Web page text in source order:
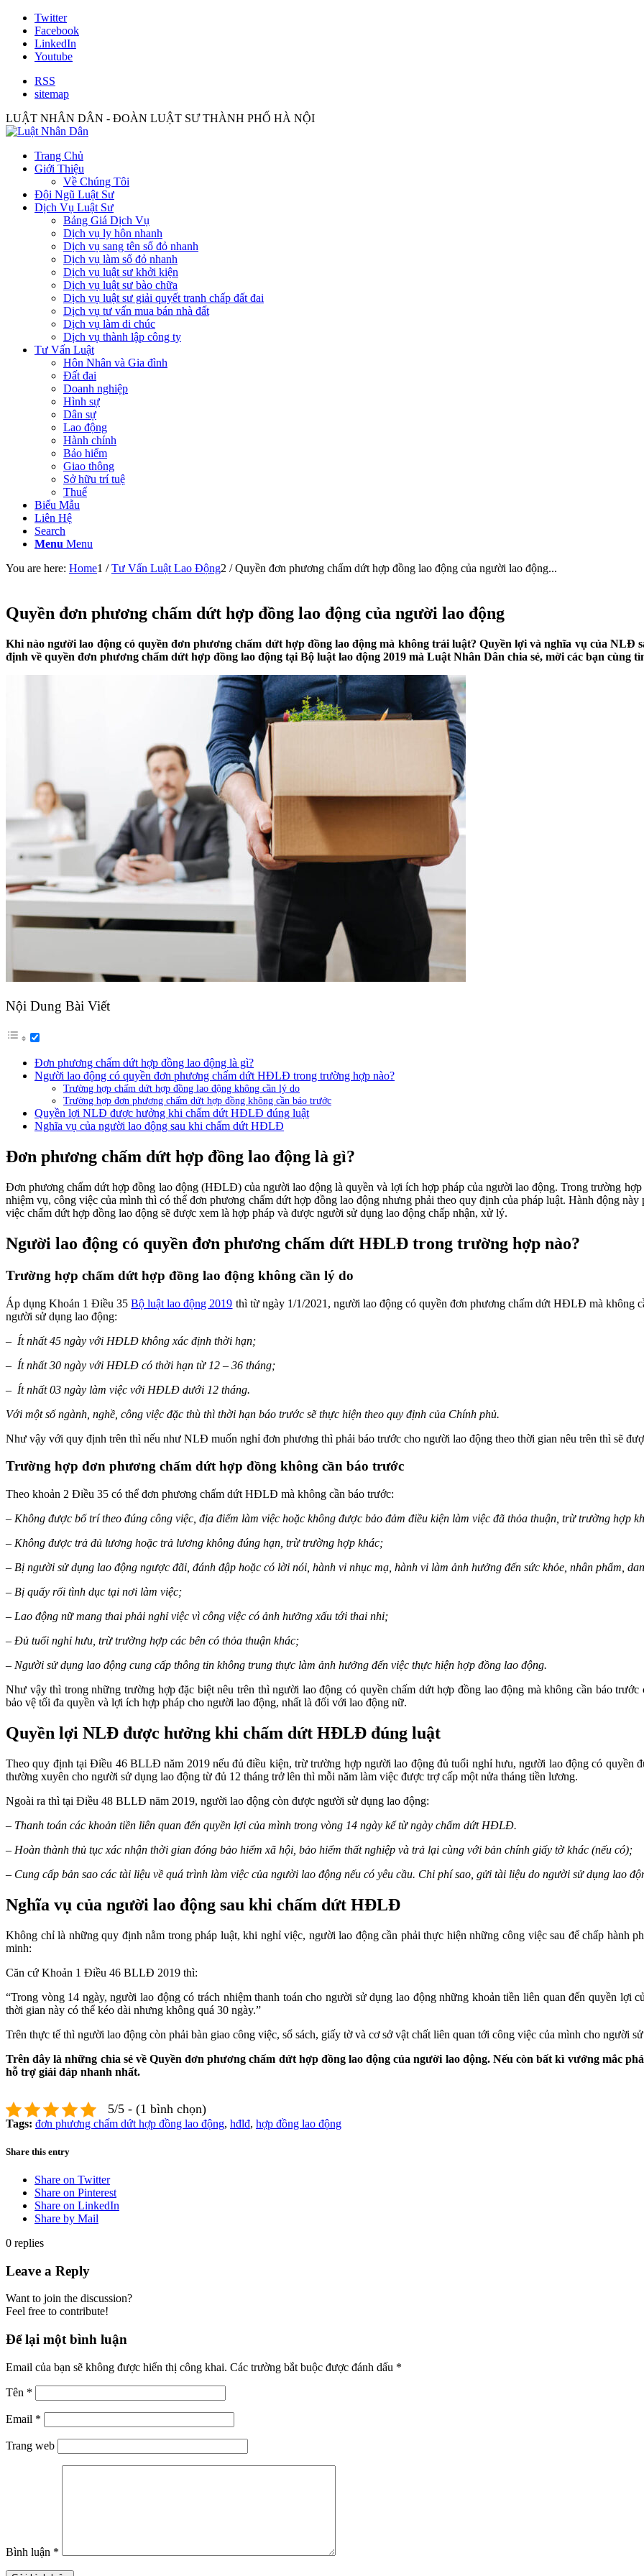
Twitter
Facebook
LinkedIn
Youtube
RSS
sitemap
LUẬT NHÂN DÂN - ĐOÀN LUẬT SƯ THÀNH PHỐ HÀ NỘI
Trang Chủ
Giới Thiệu
Về Chúng Tôi
Đội Ngũ Luật Sư
Dịch Vụ Luật Sư
Bảng Giá Dịch Vụ
Dịch vụ ly hôn nhanh
Dịch vụ sang tên sổ đỏ nhanh
Dịch vụ làm sổ đỏ nhanh
Dịch vụ luật sư khởi kiện
Dịch vụ luật sư bào chữa
Dịch vụ luật sư giải quyết tranh chấp đất đai
Dịch vụ tư vấn mua bán nhà đất
Dịch vụ làm di chúc
Dịch vụ thành lập công ty
Tư Vấn Luật
Hôn Nhân và Gia đình
Đất đai
Doanh nghiệp
Hình sự
Dân sự
Lao động
Hành chính
Bảo hiểm
Giao thông
Sở hữu trí tuệ
Thuế
Biểu Mẫu
Liên Hệ
Search
Menu Menu
You are here: Home1 / Tư Vấn Luật Lao Động2 / Quyền đơn phương chấm dứt hợp đồng lao động của người lao động...
Quyền đơn phương chấm dứt hợp đồng lao động của người lao động
Khi nào người lao động có quyền đơn phương chấm dứt hợp đồng lao động mà không trái luật? Quyền lợi và nghĩa vụ của
định về quyền đơn phương chấm dứt hợp đồng lao động tại Bộ luật lao động 2019 mà Luật Nhân Dân chia sẻ, mời các bạn cùng
Nội Dung Bài Viết
Đơn phương chấm dứt hợp đồng lao động là gì?
Người lao động có quyền đơn phương chấm dứt HĐLĐ trong trường hợp nào?
Trường hợp chấm dứt hợp đồng lao động không cần lý do
Trường hợp đơn phương chấm dứt hợp đồng không cần báo trước
Quyền lợi NLĐ được hưởng khi chấm dứt HĐLĐ đúng luật
Nghĩa vụ của người lao động sau khi chấm dứt HĐLĐ
Đơn phương chấm dứt hợp đồng lao động là gì?
Đơn phương chấm dứt hợp đồng lao động (HĐLĐ) của người lao động là quyền và lợi ích hợp pháp của người lao động. Trong trường
nhiệm vụ, công việc của mình thì có thể đơn phương chấm dứt hợp đồng lao động nhưng phải theo quy định của pháp luật. Hành động
việc chấm dứt hợp đồng lao động sẽ được xem là hợp pháp và được người sử dụng lao động chấp nhận, xử lý.
Người lao động có quyền đơn phương chấm dứt HĐLĐ trong trường hợp nào?
Trường hợp chấm dứt hợp đồng lao động không cần lý do
Áp dụng Khoản 1 Điều 35Bộ luật lao động 2019 thì từ ngày 1/1/2021, người lao động có quyền đơn phương chấm dứt HĐLĐ mà không
người sử dụng lao động:
– Ít nhất 45 ngày với HĐLĐ không xác định thời hạn;
– Ít nhất 30 ngày với HĐLĐ có thời hạn từ 12 – 36 tháng;
– Ít nhất 03 ngày làm việc với HĐLĐ dưới 12 tháng.
Với một số ngành, nghề, công việc đặc thù thì thời hạn báo trước sẽ thực hiện theo quy định của Chính phủ.
Như vậy với quy định trên thì nếu như NLĐ muốn nghỉ đơn phương thì phải báo trước cho người lao động theo thời gian nêu trên thì sẽ
Trường hợp đơn phương chấm dứt hợp đồng không cần báo trước
Theo khoản 2 Điều 35 có thể đơn phương chấm dứt HĐLĐ mà không cần báo trước:
– Không được bố trí theo đúng công việc, địa điểm làm việc hoặc không được bảo đảm điều kiện làm việc đã thỏa thuận, trừ trường hợp
– Không được trả đủ lương hoặc trả lương không đúng hạn, trừ trường hợp khác;
– Bị người sử dụng lao động ngược đãi, đánh đập hoặc có lời nói, hành vi nhục mạ, hành vi làm ảnh hưởng đến sức khỏe, nhân phẩm,
– Bị quấy rối tình dục tại nơi làm việc;
– Lao động nữ mang thai phải nghỉ việc vì công việc có ảnh hưởng xấu tới thai nhi;
– Đủ tuổi nghỉ hưu, trừ trường hợp các bên có thỏa thuận khác;
– Người sử dụng lao động cung cấp thông tin không trung thực làm ảnh hưởng đến việc thực hiện hợp đồng lao động.
Như vậy thì trong những trường hợp đặc biệt nêu trên thì người lao động có quyền chấm dứt hợp đồng lao động mà không cần báo
bảo vệ tối đa quyền và lợi ích hợp pháp cho người lao động, nhất là đối với lao động nữ.
Quyền lợi NLĐ được hưởng khi chấm dứt HĐLĐ đúng luật
Theo quy định tại Điều 46 BLLĐ năm 2019 nếu đủ điều kiện, trừ trường hợp người lao động đủ tuổi nghỉ hưu, người lao động có quyền
thường xuyên cho người sử dụng lao động từ đủ 12 tháng trở lên thì mỗi năm làm việc được trợ cấp một nửa tháng tiền lương.
Ngoài ra thì tại Điều 48 BLLĐ năm 2019, người lao động còn được người sử dụng lao động:
– Thanh toán các khoản tiền liên quan đến quyền lợi của mình trong vòng 14 ngày kể từ ngày chấm dứt HĐLĐ.
– Hoàn thành thủ tục xác nhận thời gian đóng bảo hiểm xã hội, bảo hiểm thất nghiệp và trả lại cùng với bản chính giấy tờ khác (nếu có);
– Cung cấp bản sao các tài liệu về quá trình làm việc của người lao động nếu có yêu cầu. Chi phí sao, gửi tài liệu do người sử dụng lao
Nghĩa vụ của người lao động sau khi chấm dứt HĐLĐ
Không chỉ là những quy định nằm trong pháp luật, khi nghỉ việc, người lao động cần phải thực hiện những công việc sau để chấp hành
minh:
Căn cứ Khoản 1 Điều 46 BLLĐ 2019 thì:
“Trong vòng 14 ngày, người lao động có trách nhiệm thanh toán cho người sử dụng lao động những khoản tiền liên quan đến quyền lợi
thời gian này có thể kéo dài nhưng không quá 30 ngày.”
Trên thực tế thì người lao động còn phải bàn giao công việc, sổ sách, giấy tờ và cơ sở vật chất liên quan tới công việc của mình cho người
Trên đây là những chia sẻ về Quyền đơn phương chấm dứt hợp đồng lao động của người lao động. Nếu còn bất kì vướng mắc
hỗ trợ giải đáp nhanh nhất.
5/5 - (1 bình chọn)
Tags: đơn phương chấm dứt hợp đồng lao động, hđlđ, hợp đồng lao động
Share this entry
Share on Twitter
Share on Pinterest
Share on LinkedIn
Share by Mail
0 replies
Leave a Reply
Want to join the discussion?
Feel free to contribute!
Để lại một bình luận
Email của bạn sẽ không được hiển thị công khai. Các trường bắt buộc được đánh dấu *
Tên *
Email *
Trang web
Bình luận *